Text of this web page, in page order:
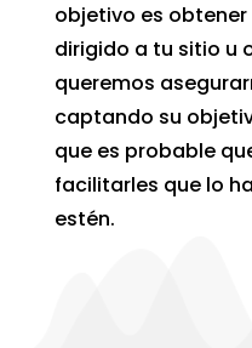
objetivo es
dirigido a tu sitio u
queremos
captando su
que es probable
facilitarles que lo
estén.